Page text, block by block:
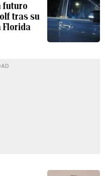
futuro
tras su
Florida